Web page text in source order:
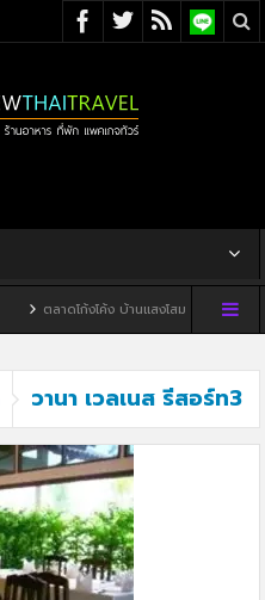
ตลาดโก้งโค้ง บ้านแสงโสม ทิวผาค
วานา เวลเนส รีสอร์ท3